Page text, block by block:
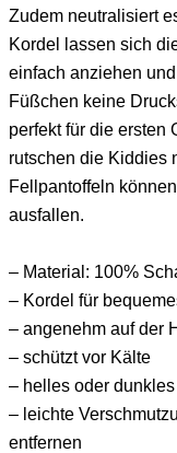
Zudem neutralisiert
Kordel lassen sich
einfach anziehen
Füßchen keine
perfekt für die ersten
rutschen die Kiddies
Fellpantoffeln
ausfallen.
– Material: 100%
– Kordel für
– angenehm auf der
– schützt vor Kälte
– helles oder
– leichte
entfernen